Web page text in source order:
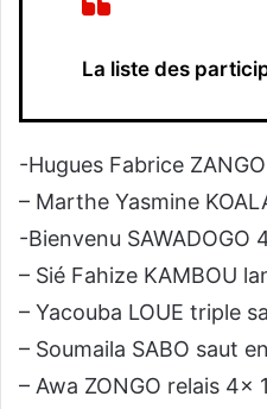
La liste des
-Hugues Fabrice
– Marthe Yasmine
-Bienvenu SAWADOGO
– Sié Fahize KAMBOU
– Yacouba LOUE triple
– Soumaila SABO saut
– Awa ZONGO relais 4x